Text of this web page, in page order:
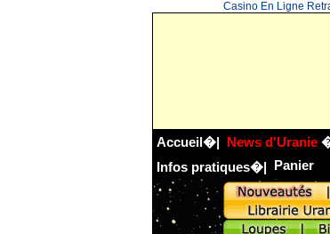
Casino En Ligne
Accueil�| News d'Uranie
Infos pratiques�| Panier